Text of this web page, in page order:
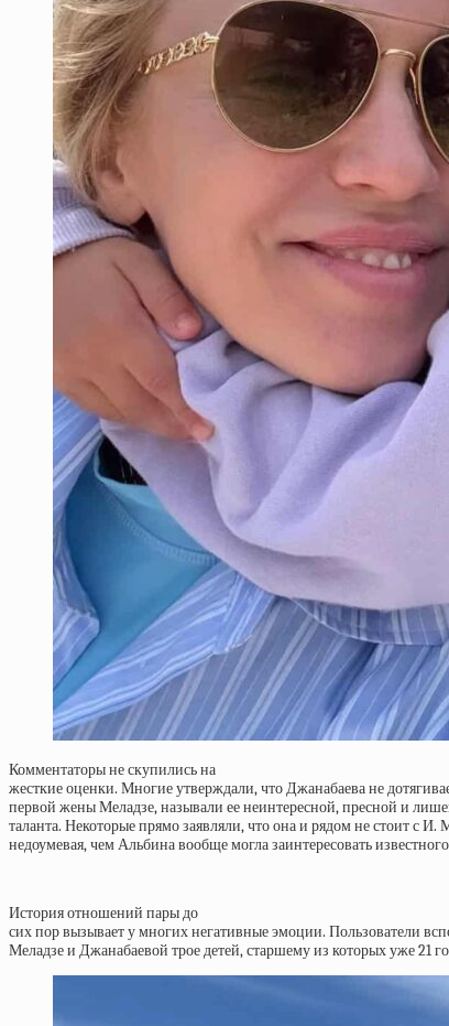
Комментаторы не скупились на
жесткие оценки. Многие утверждали, что Джанабаева не
первой жены Меладзе, называли ее неинтересной, пресной и
таланта. Некоторые прямо заявляли, что она и рядом не стоит с И.
недоумевая, чем Альбина вообще могла заинтересовать известного
История отношений пары до
сих пор вызывает у многих негативные эмоции. Пользователи
Меладзе и Джанабаевой трое детей, старшему из которых уже 21